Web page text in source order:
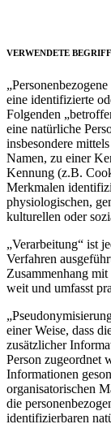
VERWENDETE
eine identifizierte
Folgenden
eine natürliche
insbesondere
Namen, zu einer
Kennung (z.B.
Merkmalen
physiologischen,
kulturellen oder
„Verarbeitung“ ist
Verfahren
Zusammenhang
weit und umfasst
einer Weise, dass
zusätzlicher
Person zugeordnet
Informationen
organisatorischen
die
identifizierbaren